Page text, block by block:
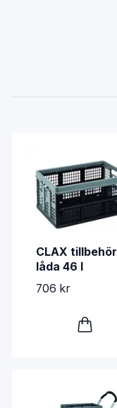
CLAX tillbehör
låda 46 l
706 kr